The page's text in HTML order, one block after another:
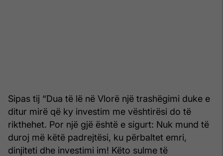
Sipas tij “Dua të lë në Vlorë një trashëgimi duke e
ditur mirë që ky investim me vështirësi do të
rikthehet. Por një gjë është e sigurt: Nuk mund të
duroj më këtë padrejtësi, ku përbaltet emri,
dinjiteti dhe investimi im! Këto sulme të